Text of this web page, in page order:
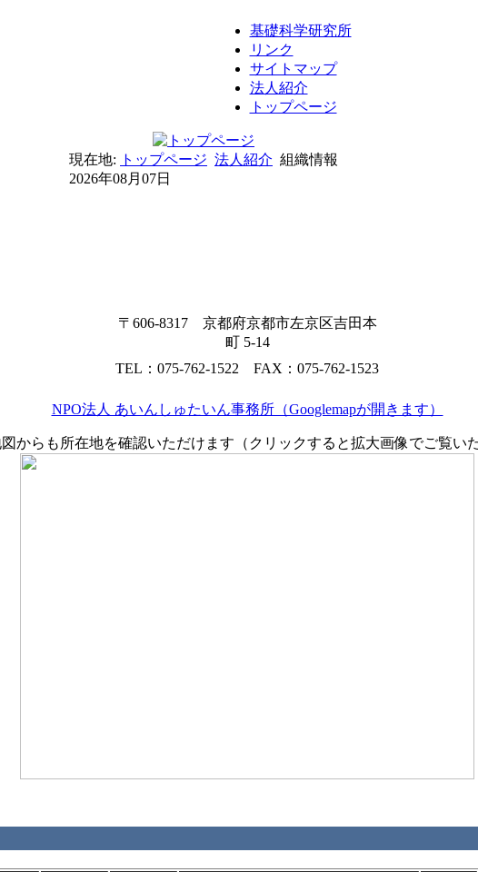
基礎科学研究所
リンク
サイトマップ
法人紹介
トップページ
現在地: トップページ 法人紹介 組織情報
2026年08月07日
〒606-8317 京都府京都市左京区吉田本
町 5-14
TEL：075-762-1522 FAX：075-762-1523
NPO法人 あいんしゅたいん事務所（Googlemapが開きます）
からも所在地を確認いただけます（クリックすると拡大画像でご覧い